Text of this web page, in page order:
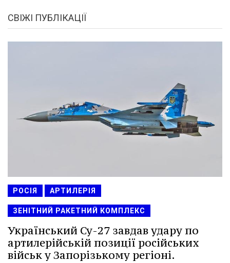
СВІЖІ ПУБЛІКАЦІЇ
РОСІЯ АРТИЛЕРІЯ
ЗЕНІТНИЙ РАКЕТНИЙ КОМПЛЕКС
Український Су-27 завдав удару по
артилерійській позиції російських
військ у Запорізькому регіоні.